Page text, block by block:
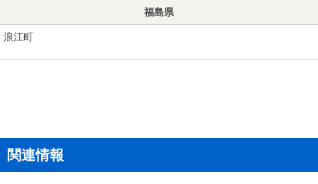
福島県
浪江町
関連情報